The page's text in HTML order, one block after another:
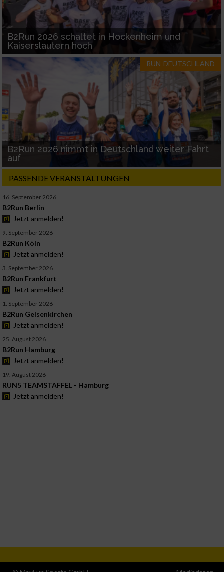
B2Run 2026 schaltet in Hockenheim und
Kaiserslautern hoch
RUN-DEUTSCHLAND
B2Run 2026 nimmt in Deutschland weiter Fahrt
auf
PASSENDE VERANSTALTUNGEN
16. September 2026
B2Run Berlin
Jetzt anmelden!
9. September 2026
B2Run Köln
Jetzt anmelden!
3. September 2026
B2Run Frankfurt
Jetzt anmelden!
1. September 2026
B2Run Gelsenkirchen
Jetzt anmelden!
25. August 2026
B2Run Hamburg
Jetzt anmelden!
19. August 2026
RUN5 TEAMSTAFFEL - Hamburg
Jetzt anmelden!